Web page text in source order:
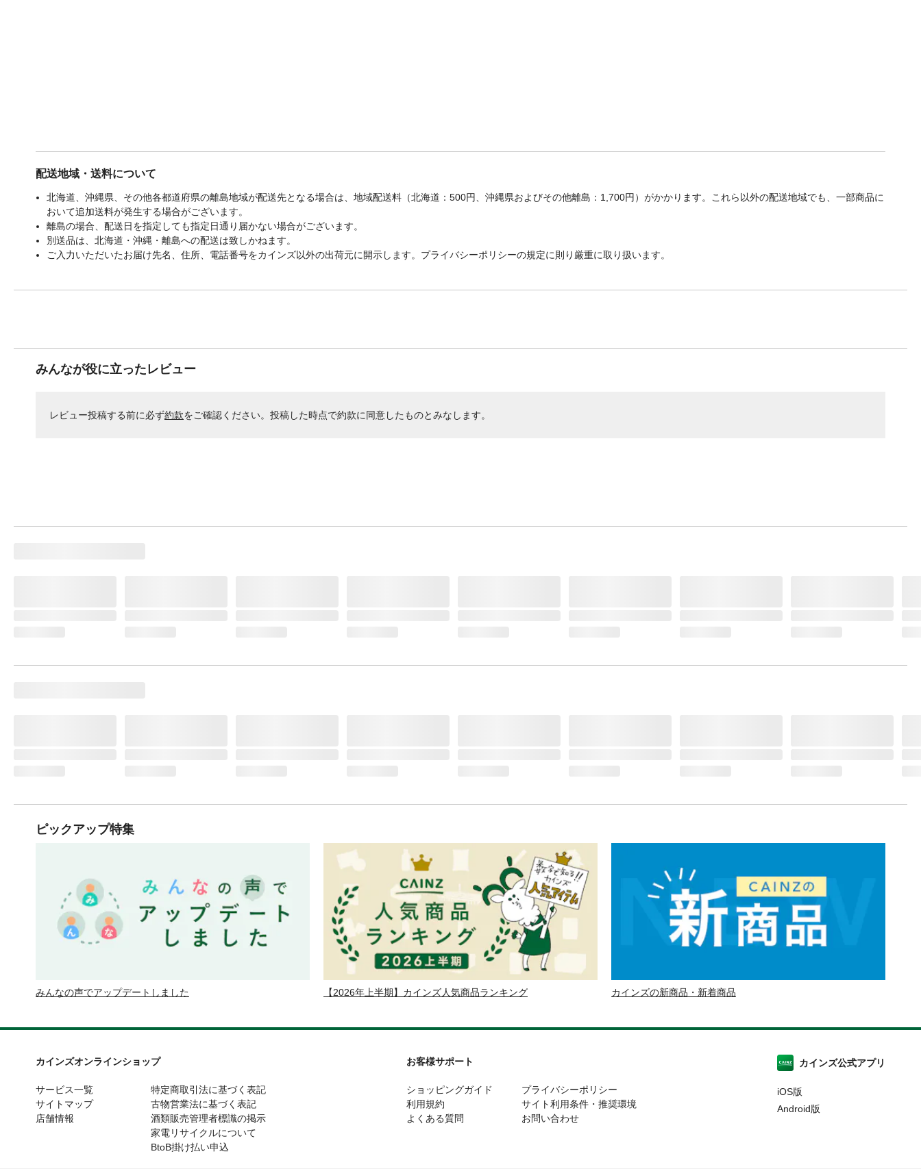
配送地域・送料について
北海道、沖縄県、その他各都道府県の離島地域が配送先となる場合は、地域配送料（北海道：500円、沖縄県およびその他離島：1,700円）がかかります。これら以外の配送地域でも、一部商品に
おいて追加送料が発生する場合がございます。
離島の場合、配送日を指定しても指定日通り届かない場合がございます。
別送品は、北海道・沖縄・離島への配送は致しかねます。
ご入力いただいたお届け先名、住所、電話番号をカインズ以外の出荷元に開示します。プライバシーポリシーの規定に則り厳重に取り扱います。
みんなが役に立ったレビュー
レビュー投稿する前に必ず約款をご確認ください。投稿した時点で約款に同意したものとみなします。
ピックアップ特集
みんなの声でアップデートしました 【2026年上半期】カインズ人気商品ランキング カインズの新商品・新着商品
カインズオンラインショップ
サービス一覧
サイトマップ
店舗情報
特定商取引法に基づく表記
古物営業法に基づく表記
酒類販売管理者標識の掲示
家電リサイクルについて
BtoB掛け払い申込
お客様サポート
ショッピングガイド
利用規約
よくある質問
プライバシーポリシー
サイト利用条件・推奨環境
お問い合わせ
カインズ公式アプリ
iOS版
Android版